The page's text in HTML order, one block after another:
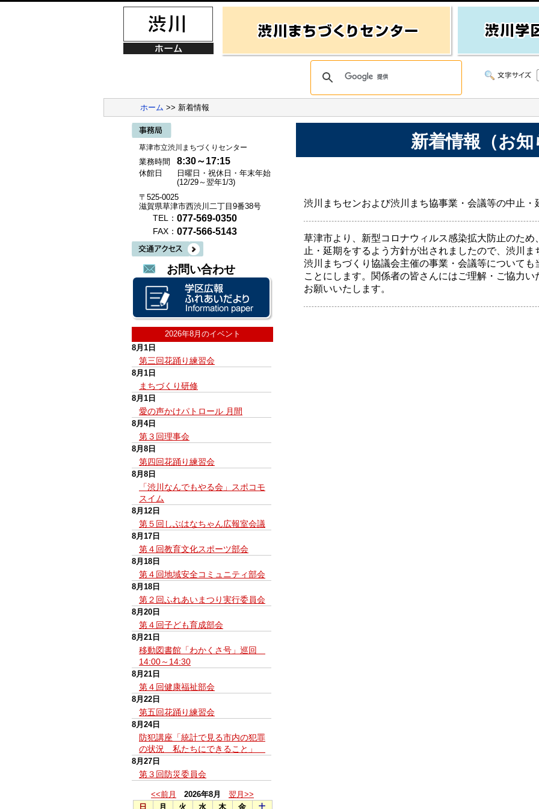
ホーム >> 新着情報
草津市立渋川まちづくりセンター
業務時間 8:30～17:15
休館日
日曜日・祝休日・年末年始
(12/29～翌年1/3)
〒525-0025
滋賀県草津市西渋川二丁目9番38号
TEL： 077-569-0350
FAX： 077-566-5143
お問い合わせ
2026年8月のイベント
8月1日
第三回花踊り練習会
8月1日
まちづくり研修
8月1日
愛の声かけパトロール 月間
8月4日
第３回理事会
8月8日
第四回花踊り練習会
8月8日
「渋川なんでもやる会」スポコモ
スイム
8月12日
第５回しぶはなちゃん広報室会議
8月17日
第４回教育文化スポーツ部会
8月18日
第４回地域安全コミュニティ部会
8月18日
第２回ふれあいまつり実行委員会
8月20日
第４回子ども育成部会
8月21日
移動図書館「わかくさ号」巡回
14:00～14:30
8月21日
第４回健康福祉部会
8月22日
第五回花踊り練習会
8月24日
防犯講座「統計で見る市内の犯罪
の状況 私たちにできること」
8月27日
第３回防災委員会
<<前月 2026年8月
翌月>>
日
月 火 水 木 金 土
新着情報（お知
渋川まちセンおよび渋川まち協事業・会議等の中止・
草津市より、新型コロナウィルス感染拡大防止のため
止・延期をするよう方針が出されましたので、渋川
渋川まちづくり協議会主催の事業・会議等についても
ことにします。関係者の皆さんにはご理解・ご協力い
お願いいたします。